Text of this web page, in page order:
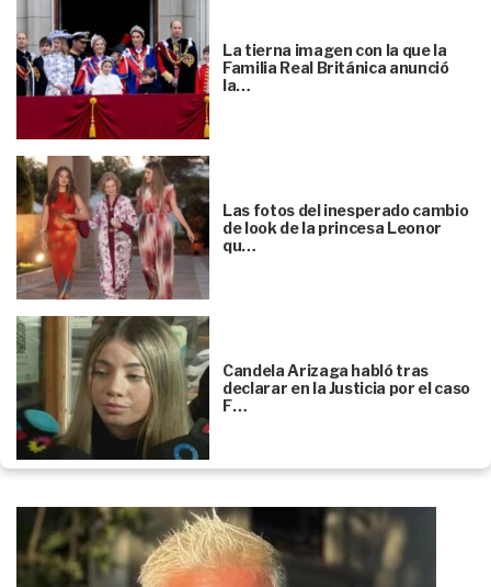
La tierna imagen con la que la
Familia Real Británica anunció
la…
Las fotos del inesperado cambio
de look de la princesa Leonor
qu…
Candela Arizaga habló tras
declarar en la Justicia por el caso
F…